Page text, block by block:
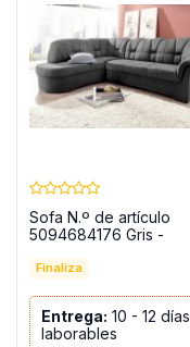
Sofa N.º de artículo
5094684176 Gris -
Finaliza
Entrega: 10 - 12 días
laborables